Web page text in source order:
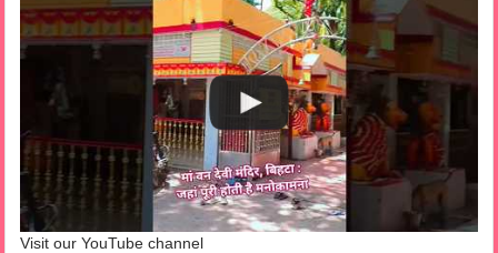
Visit our YouTube channel